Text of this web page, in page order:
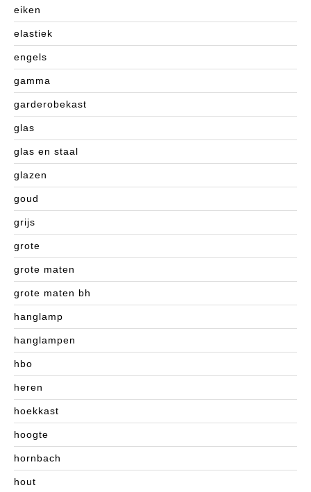
eiken
elastiek
engels
gamma
garderobekast
glas
glas en staal
glazen
goud
grijs
grote
grote maten
grote maten bh
hanglamp
hanglampen
hbo
heren
hoekkast
hoogte
hornbach
hout